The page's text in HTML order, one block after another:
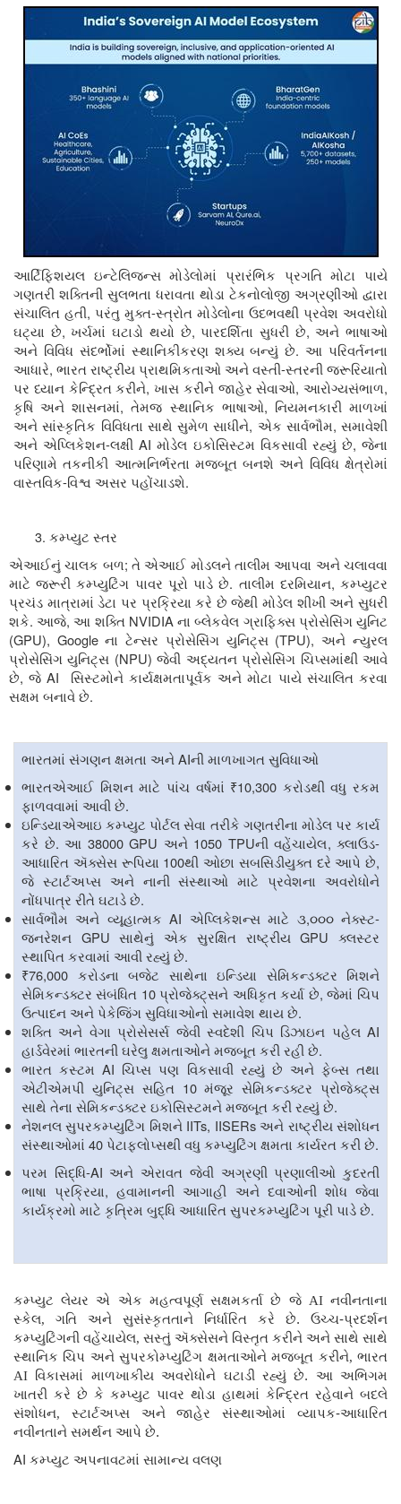
આર્ટિફિશયલ ઇન્ટેલિજન્સ મોડેલોમાં પ્રારંભિક પ્રગતિ મોટા પાયે
ગણતરી શક્તિની સુલભતા ધરાવતા થોડા ટેકનોલોજી અગ્રણીઓ દ્વારા
સંચાલિત હતી, પરંતુ મુક્ત-સ્ત્રોત મોડેલોના ઉદભવથી પ્રવેશ અવરોધો
ઘટ્યા છે,ખર્ચમાં ઘટાડો થયો છે,પારદર્શિતા સુધરી છે,અને ભાષાઓ
અને વિવિધ સંદર્ભોમાં સ્થાનિકીકરણ શક્ય બન્યું છે. આ પરિવર્તનના
આધારે, ભારત રાષ્ટ્રીય પ્રાથમિકતાઓ અને વસ્તી-સ્તરની જરૂરિયાતો
પર ધ્યાન કેન્દ્રિત કરીને, ખાસ કરીને જાહેર સેવાઓ, આરોગ્યસંભાળ,
કૃષિ અને શાસનમાં,તેમજ સ્થાનિક ભાષાઓ,
નિયમનકારી માળખાં
અને સાંસ્કૃતિક વિવિધતા સાથે સુમેળ સાધીને, એક સાર્વભૌમ, સમાવેશી
અને એપ્લિકેશન-લક્ષીAIમોડેલ ઇકોસિસ્ટમ વિકસાવી રહ્યું છે, જેના
પરિણામે તકનીકી આત્મનિર્ભરતા મજબૂત બનશે અને વિવિધ ક્ષેત્રોમાં
વાસ્તવિક-વિશ્વ અસર પહોંચાડશે.
કમ્પ્યુટ સ્તર
એઆઈનું ચાલક બળ; તે એઆઈ મોડલને તાલીમ આપવા અને ચલાવવા
માટે જરૂરી કમ્પ્યુટિંગ પાવર પૂરો પાડે છે. તાલીમ દરમિયાન,કમ્પ્યુટર
પ્રચંડ માત્રામાં ડેટા પર પ્રક્રિયા કરે છે જેથી મોડેલ શીખી અને સુધરી
શકે. આજે,આ શક્તિ NVIDIAના બ્લેકવેલ ગ્રાફિક્સ પ્રોસેસિંગ યુનિટ
(GPU), Googleના ટેન્સર પ્રોસેસિંગ યુનિટ્સ (TPU),અને ન્યુરલ
પ્રોસેસિંગ યુનિટ્સ (NPU)જેવી અદ્યતન પ્રોસેસિંગ ચિપ્સમાંથી આવે
છે,જેAI
સિસ્ટમોને કાર્યક્ષમતાપૂર્વક અને મોટા પાયે સંચાલિત કરવા
સક્ષમ બનાવે છે.
ભારતમાં સંગણન ક્ષમતા અને AIની માળખાગત સુવિધાઓ
ભારતએઆઈ મિશન માટે પાંચ વર્ષમાં ₹10,300 કરોડથી વધુ રકમ
ફાળવવામાં આવી છે.
ઇન્ડિયાએઆઇ કમ્પ્યુટ પોર્ટલ સેવા તરીકે ગણતરીના મોડેલ પર કાર્ય
કરે છે.આ 38000GPU અને 1050 TPUની વહેંચાયેલ,ક્લાઉડ-
આધારિત ઍક્સેસ રૂપિયા 100થી ઓછા સબસિડીયુક્ત દરે આપે છે,
જે સ્ટાર્ટઅપ્સ અને નાની સંસ્થાઓ માટે પ્રવેશના અવરોધોને
નોંધપાત્ર રીતે ઘટાડે છે.
સાર્વભૌમ અને વ્યૂહાત્મકAI એપ્લિકેશન્સ માટે ૩,૦૦૦ નેક્સ્ટ-
જનરેશન GPU સાથેનું એક સુરક્ષિત રાષ્ટ્રીયGPU ક્લસ્ટર
સ્થાપિત કરવામાં આવી રહ્યું છે.
₹76,000
કરોડના બજેટ સાથેના ઇન્ડિયા સેમિકન્ડક્ટર મિશન
સેમિકન્ડક્ટર સંબંધિત 10પ્રોજેક્ટ્સને અધિકૃત કર્યા છે,જેમાં ચિપ
ઉત્પાદન અને પેકેજિંગ સુવિધાઓનો સમાવેશ થાય છે.
શક્તિ અને વેગા પ્રોસેસર્સ જેવી સ્વદેશી ચિપ ડિઝાઇન પહેલ AI
હાર્ડવેરમાં ભારતની ઘરેલુ ક્ષમતાઓને મજબૂત કરી રહી છે.
ભારત કસ્ટમAI
ચિપ્સ પણ વિકસાવી રહ્યું છે અને ફેબ્સ તથા
એટીએમપી યુનિટ્સ સહિત 10મંજૂર સેમિકન્ડક્ટર પ્રોજેક્ટ્સ
સાથે તેના સેમિકન્ડક્ટર ઇકોસિસ્ટમને મજબૂત કરી રહ્યું છે.
નેશનલ સુપરકમ્પ્યુટિંગ મિશને IITs, IISERsઅને રાષ્ટ્રીય સંશોધન
સંસ્થાઓમાં 40 પેટાફ્લોપ્સથી વધુ કમ્પ્યુટિંગ ક્ષમતા કાર્યરત કરી છે.
પરમ સિદ્ધિ-AIઅને એરાવત જેવી અગ્રણી પ્રણાલીઓ કુદરતી
ભાષા પ્રક્રિયા,હવામાનની આગાહી અને દવાઓની શોધ જેવા
કાર્યક્રમો માટે કૃત્રિમ બુદ્ધિ આધારિત સુપરકમ્પ્યુટિંગ પૂરી પાડે છે.
કમ્પ્યુટ લેયર એ એક મહત્વપૂર્ણ સક્ષમકર્તા છે જે AIનવીનતાના
સ્કેલ, ગતિ અને સુસંસ્કૃતતાને નિર્ધારિત કરે છે. ઉચ્ચ-પ્રદર્શન
કમ્પ્યુટિંગની વહેંચાયેલ, સસ્તું ઍક્સેસને વિસ્તૃત કરીને અને સાથે સાથે
સ્થાનિક ચિપ અને સુપરકોમ્પ્યુટિંગ ક્ષમતાઓને મજબૂત કરીને,ભારત
AI વિકાસમાં માળખાકીય અવરોધોને ઘટાડી રહ્યું છે. આ અભિગમ
ખાતરી કરે છે કે કમ્પ્યુટ પાવર થોડા હાથમાં કેન્દ્રિત રહેવાને બદલે
સંશોધન, સ્ટાર્ટઅપ્સ અને જાહેર સંસ્થાઓમાં વ્યાપક-આધારિત
નવીનતાને સમર્થન આપે છે.
AI કમ્પ્યુટ અપનાવટમાં સામાન્ય વલણ